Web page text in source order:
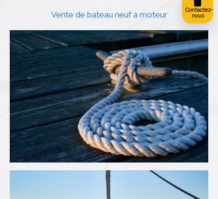
Vente de bateau neuf à moteur
Contactez-
nous